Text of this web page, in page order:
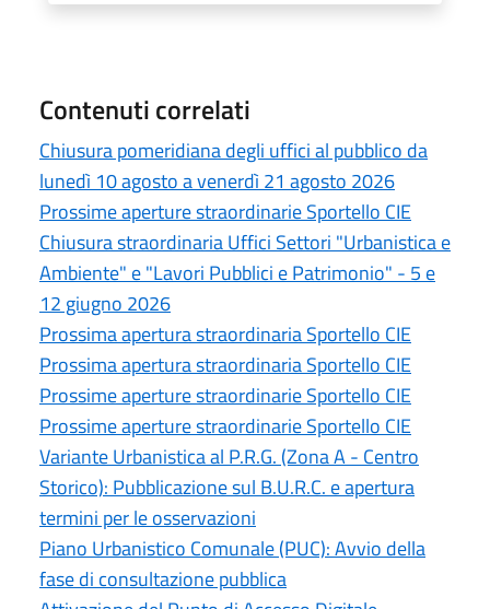
Contenuti correlati
Chiusura pomeridiana degli uffici al pubblico da
lunedì 10 agosto a venerdì 21 agosto 2026
Prossime aperture straordinarie Sportello CIE
Chiusura straordinaria Uffici Settori "Urbanistica e
Ambiente" e "Lavori Pubblici e Patrimonio" - 5 e
12 giugno 2026
Prossima apertura straordinaria Sportello CIE
Prossima apertura straordinaria Sportello CIE
Prossime aperture straordinarie Sportello CIE
Prossime aperture straordinarie Sportello CIE
Variante Urbanistica al P.R.G. (Zona A - Centro
Storico): Pubblicazione sul B.U.R.C. e apertura
termini per le osservazioni
Piano Urbanistico Comunale (PUC): Avvio della
fase di consultazione pubblica